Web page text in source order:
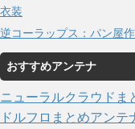
衣装
逆コーラップス：パン屋
おすすめアンテナ
ニューラルクラウドま
ドルフロまとめアンテ